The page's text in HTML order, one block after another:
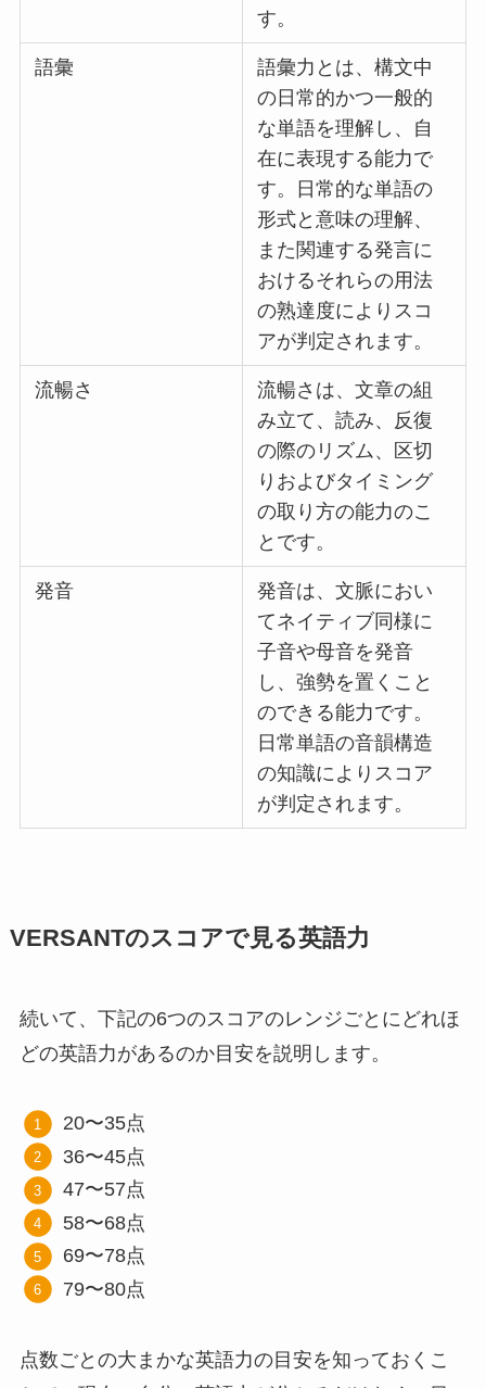
す。
語彙
語彙力とは、構文中
の日常的かつ一般的
な単語を理解し、自
在に表現する能力で
す。日常的な単語の
形式と意味の理解、
また関連する発言に
おけるそれらの用法
の熟達度によりスコ
アが判定されます。
流暢さ
流暢さは、文章の組
み立て、読み、反復
の際のリズム、区切
りおよびタイミング
の取り方の能力のこ
とです。
発音
発音は、文脈におい
てネイティブ同様に
子音や母音を発音
し、強勢を置くこと
のできる能力です。
日常単語の音韻構造
の知識によりスコア
が判定されます。
VERSANTのスコアで見る英語力
続いて、下記の6つのスコアのレンジごとにどれほ
どの英語力があるのか目安を説明します。
20〜35点
36〜45点
47〜57点
58〜68点
69〜78点
79〜80点
点数ごとの大まかな英語力の目安を知っておくこ